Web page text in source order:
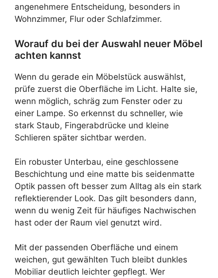
angenehmere Entscheidung, besonders in
Wohnzimmer, Flur oder Schlafzimmer.
Worauf du bei der Auswahl neuer Möbel
achten kannst
Wenn du gerade ein Möbelstück auswählst,
prüfe zuerst die Oberfläche im Licht. Halte sie,
wenn möglich, schräg zum Fenster oder zu
einer Lampe. So erkennst du schneller, wie
stark Staub, Fingerabdrücke und kleine
Schlieren später sichtbar werden.
Ein robuster Unterbau, eine geschlossene
Beschichtung und eine matte bis seidenmatte
Optik passen oft besser zum Alltag als ein stark
reflektierender Look. Das gilt besonders dann,
wenn du wenig Zeit für häufiges Nachwischen
hast oder der Raum viel genutzt wird.
Mit der passenden Oberfläche und einem
weichen, gut gewählten Tuch bleibt dunkles
Mobiliar deutlich leichter gepflegt. Wer